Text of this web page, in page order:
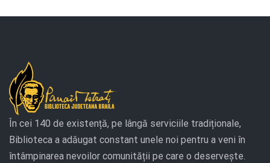
În cei 140 de existență, pe lângă serviciile tradiționale,
Biblioteca a adăugat constant unele noi pentru a veni în
întâmpinarea nevoilor comunității pe care o deservește.